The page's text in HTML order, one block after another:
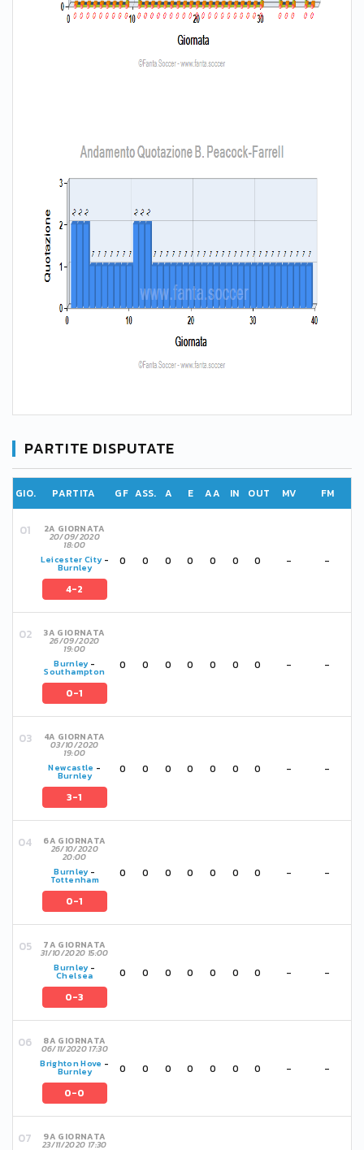
PARTITE DISPUTATE
GIO. PARTITA GF ASS. A E AA IN OUT MV FM
2A GIORNATA
20/09/2020
18:00
Leicester City-
Burnley
4-2
0 0 0 0 0 0 0 - -
3A GIORNATA
26/09/2020
19:00
Burnley-
Southampton
0-1
0 0 0 0 0 0 0 - -
4A GIORNATA
03/10/2020
19:00
Newcastle -
Burnley
3-1
0 0 0 0 0 0 0 - -
6A GIORNATA
26/10/2020
20:00
Burnley-
Tottenham
0-1
0 0 0 0 0 0 0 - -
7A GIORNATA
31/10/2020 15:00
Burnley-
Chelsea
0-3
0 0 0 0 0 0 0 - -
8A GIORNATA
06/11/2020 17:30
Brighton Hove -
Burnley
0-0
0 0 0 0 0 0 0 - -
9A GIORNATA
23/11/2020 17:30